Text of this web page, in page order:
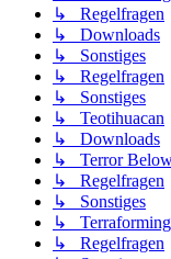
↳ Regelfragen
↳ Downloads
↳ Sonstiges
↳ Regelfragen
↳ Sonstiges
↳ Teotihuacan
↳ Downloads
↳ Terror
↳ Regelfragen
↳ Sonstiges
↳ Terraforming
↳ Regelfragen